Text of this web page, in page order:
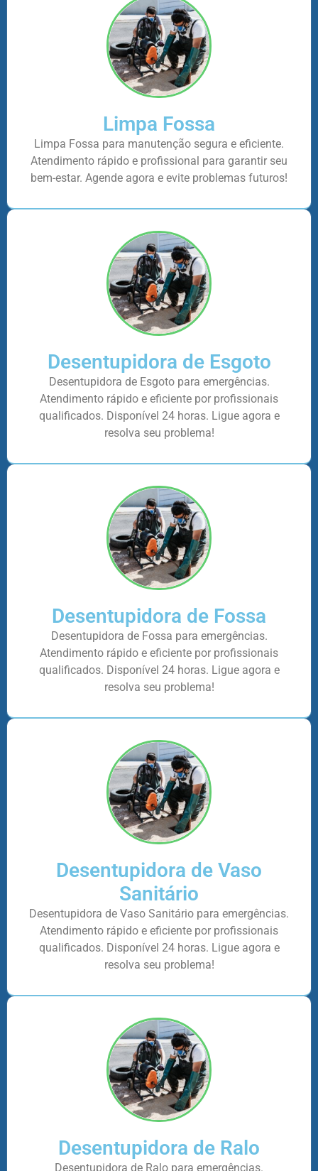
Limpa Fossa
Limpa Fossa para manutenção segura e eficiente.
Atendimento rápido e profissional para garantir seu
bem-estar. Agende agora e evite problemas futuros!
Desentupidora de Esgoto
Desentupidora de Esgoto para emergências.
Atendimento rápido e eficiente por profissionais
qualificados. Disponível 24 horas. Ligue agora e
resolva seu problema!
Desentupidora de Fossa
Desentupidora de Fossa para emergências.
Atendimento rápido e eficiente por profissionais
qualificados. Disponível 24 horas. Ligue agora e
resolva seu problema!
Desentupidora de Vaso
Sanitário
Desentupidora de Vaso Sanitário para emergências.
Atendimento rápido e eficiente por profissionais
qualificados. Disponível 24 horas. Ligue agora e
resolva seu problema!
Desentupidora de Ralo
Desentupidora de Ralo para emergências.